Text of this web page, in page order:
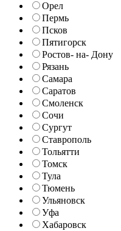
Орел
Пермь
Псков
Пятигорск
Ростов- на- Дону
Рязань
Самара
Саратов
Смоленск
Сочи
Сургут
Ставрополь
Тольятти
Томск
Тула
Тюмень
Ульяновск
Уфа
Хабаровск